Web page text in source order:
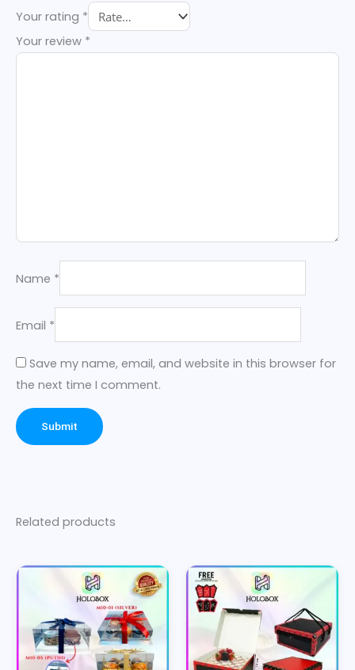
Your rating *
Your review *
Name *
Email *
Save my name, email, and website in this browser for
the next time I comment.
Related products
Price
range:
Rp40.444
through
Rp73.775
This
product
has
multiple
variants.
Price
range:
Rp5.600
through
Rp21.700
This
product
has
multiple
variants.